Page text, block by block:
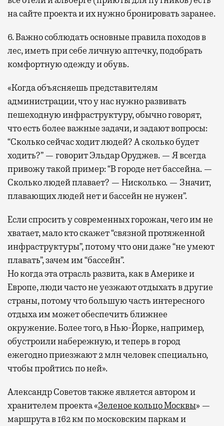
на сайте проекта и их нужно бронировать заранее.
6. Важно соблюдать основные правила походов в
лес, иметь при себе личную аптечку, подобрать
комфортную одежду и обувь.
«Когда объясняешь представителям
администрации, что у нас нужно развивать
пешеходную инфраструктуру, обычно говорят,
что есть более важные задачи, и задают вопросы:
“Сколько сейчас ходит людей? А сколько будет
ходить?” — говорит Эльдар Оруджев. — Я всегда
привожу такой пример: “В городе нет бассейна. —
Сколько людей плавает? — Нисколько. — Значит,
плавающих людей нет и бассейн не нужен”.
Если спросить у современных горожан, чего им не
хватает, мало кто скажет “связной протяженной
инфраструктуры”, потому что они даже “не умеют
плавать”, зачем им “бассейн”.
Но когда эта отрасль развита, как в Америке и
Европе, люди часто не уезжают отдыхать в другие
страны, потому что большую часть интересного
отдыха им может обеспечить ближнее
окружение. Более того, в Нью-Йорке, например,
обустроили набережную, и теперь в город
ежегодно приезжают 2 млн человек специально,
чтобы пройтись по ней».
Александр Советов также является автором и
хранителем проекта «Зеленое кольцо Москвы» —
маршрута в 162 км по московским паркам и